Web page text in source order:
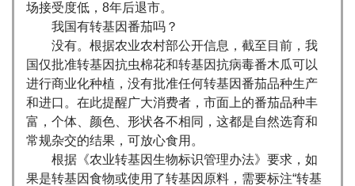
场接受度低，8年后退市。
我国有转基因番茄吗？
没有。根据农业农村部公开信息，截至目前，我
国仅批准转基因抗虫棉花和转基因抗病毒番木瓜可以
进行商业化种植，没有批准任何转基因番茄品种生产
和进口。在此提醒广大消费者，市面上的番茄品种丰
富，个体、颜色、形状各不相同，这都是自然选育和
常规杂交的结果，可放心食用。
根据《农业转基因生物标识管理办法》要求，如
果是转基因食物或使用了转基因原料，需要标注“转基